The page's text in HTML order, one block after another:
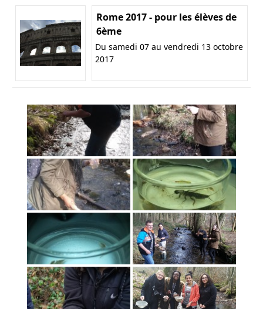
Rome 2017 - pour les élèves de
6ème
Du samedi 07 au vendredi 13 octobre
2017